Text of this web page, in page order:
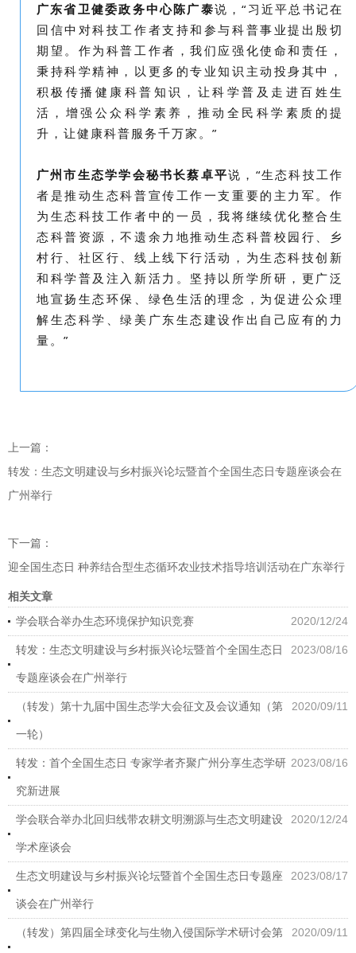
广东省卫健委政务中心陈广泰说，“ 习近平总书记在
回信中对科技工作者支持和参与科普事业提出殷切
期望。作为科普工作者，我们应强化使命和责任，
秉持科学精神，以更多的专业知识主动投身其中，
积极传播健康科普知识，让科学普及走进百姓生
活，增强公众科学素养，推动全民科学素质的提
升，让健康科普服务千万家。”
广州市生态学学会秘书长蔡卓平说， “生态科技工作
者是推动生态科普宣传工作一支重要的主力军。作
为生态科技工作者中的一员，我将继续优化整合生
态科普资源，不遗余力地推动生态科普校园行、乡
村行、社区行、线上线下行活动，为生态科技创新
和科学普及注入新活力。坚持以所学所研，更广泛
地宣扬生态环保、绿色生活的理念，为促进公众理
解生态科学、绿美广东生态建设作出自己应有的力
量。”
上一篇：
转发：生态文明建设与乡村振兴论坛暨首个全国生态日专题座谈会在
广州举行
下一篇：
迎全国生态日 种养结合型生态循环农业技术指导培训活动在广东举行
相关文章
2020/12/24
学会联合举办生态环境保护知识竞赛
2023/08/16
转发：生态文明建设与乡村振兴论坛暨首个全国生态日
专题座谈会在广州举行
2020/09/11
（转发）第十九届中国生态学大会征文及会议通知（第
一轮）
2023/08/16
转发：首个全国生态日 专家学者齐聚广州分享生态学研
究新进展
2020/12/24
学会联合举办北回归线带农耕文明溯源与生态文明建设
学术座谈会
2023/08/17
生态文明建设与乡村振兴论坛暨首个全国生态日专题座
谈会在广州举行
2020/09/11
（转发）第四届全球变化与生物入侵国际学术研讨会第